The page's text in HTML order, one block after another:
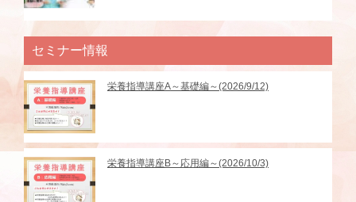
セミナー情報
栄養指導講座A～基礎編～(2026/9/12)
栄養指導講座B～応用編～(2026/10/3)